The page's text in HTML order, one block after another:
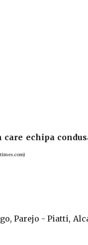
echipa
Parejo - Piatti,